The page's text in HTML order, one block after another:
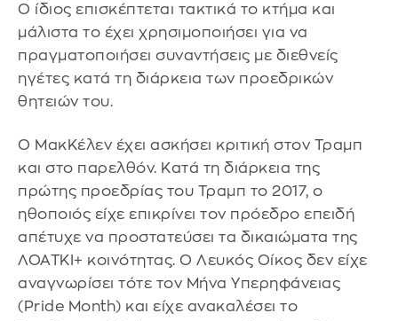
Ο ίδιος επισκέπτεται τακτικά το κτήμα και
μάλιστα το έχει χρησιμοποιήσει για να
πραγματοποιήσει συναντήσεις με διεθνείς
ηγέτες κατά τη διάρκεια των προεδρικών
θητειών του.
Ο ΜακΚέλεν έχει ασκήσει κριτική στον Τραμπ
και στο παρελθόν. Κατά τη διάρκεια της
πρώτης προεδρίας του Τραμπ το 2017, ο
ηθοποιός είχε επικρίνει τον πρόεδρο επειδή
απέτυχε να προστατεύσει τα δικαιώματα της
ΛΟΑΤΚΙ+ κοινότητας. Ο Λευκός Οίκος δεν είχε
αναγνωρίσει τότε τον Μήνα Υπερηφάνειας
(Pride Month) και είχε ανακαλέσει το